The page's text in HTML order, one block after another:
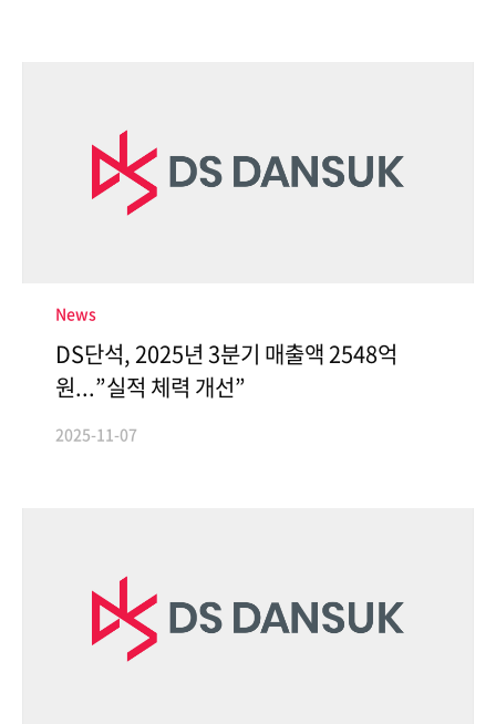
News
DS단석, 2025년 3분기 매출액 2548억
원...”실적 체력 개선”
2025-11-07